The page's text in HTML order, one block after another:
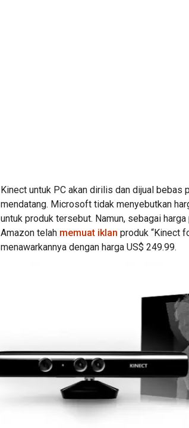
Kinect untuk PC akan dirilis dan dijual bebas
mendatang. Microsoft tidak menyebutkan
untuk produk tersebut. Namun, sebagai
Amazon telah memuat iklan produk “Kinect
menawarkannya dengan harga US$ 249.99.